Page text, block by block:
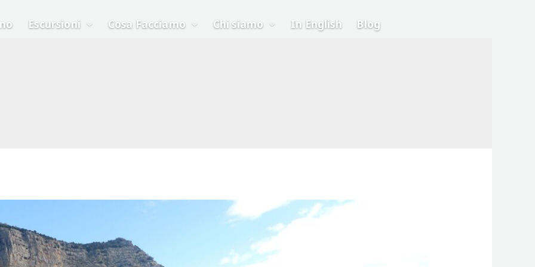
Escursioni Cosa Facciamo Chi siamo In English Blog